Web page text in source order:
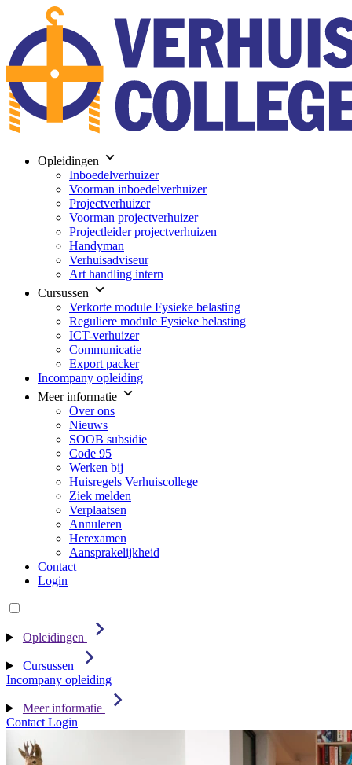
Opleidingen
Inboedelverhuizer
Voorman inboedelverhuizer
Projectverhuizer
Voorman projectverhuizer
Projectleider projectverhuizen
Handyman
Verhuisadviseur
Art handling intern
Cursussen
Verkorte module Fysieke belasting
Reguliere module Fysieke belasting
ICT-verhuizer
Communicatie
Export packer
Incompany opleiding
Meer informatie
Over ons
Nieuws
SOOB subsidie
Code 95
Werken bij
Huisregels Verhuiscollege
Ziek melden
Verplaatsen
Annuleren
Herexamen
Aansprakelijkheid
Contact
Login
Opleidingen
Cursussen
Incompany opleiding
Meer informatie
Contact Login